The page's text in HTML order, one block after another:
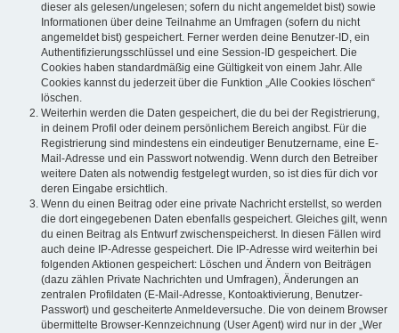
dieser als gelesen/ungelesen; sofern du nicht angemeldet bist) sowie
Informationen über deine Teilnahme an Umfragen (sofern du nicht
angemeldet bist) gespeichert. Ferner werden deine Benutzer-ID, ein
Authentifizierungsschlüssel und eine Session-ID gespeichert. Die
Cookies haben standardmäßig eine Gültigkeit von einem Jahr. Alle
Cookies kannst du jederzeit über die Funktion „Alle Cookies löschen“
löschen.
Weiterhin werden die Daten gespeichert, die du bei der Registrierung,
in deinem Profil oder deinem persönlichem Bereich angibst. Für die
Registrierung sind mindestens ein eindeutiger Benutzername, eine E-
Mail-Adresse und ein Passwort notwendig. Wenn durch den Betreiber
weitere Daten als notwendig festgelegt wurden, so ist dies für dich vor
deren Eingabe ersichtlich.
Wenn du einen Beitrag oder eine private Nachricht erstellst, so werden
die dort eingegebenen Daten ebenfalls gespeichert. Gleiches gilt, wenn
du einen Beitrag als Entwurf zwischenspeicherst. In diesen Fällen wird
auch deine IP-Adresse gespeichert. Die IP-Adresse wird weiterhin bei
folgenden Aktionen gespeichert: Löschen und Ändern von Beiträgen
(dazu zählen Private Nachrichten und Umfragen), Änderungen an
zentralen Profildaten (E-Mail-Adresse, Kontoaktivierung, Benutzer-
Passwort) und gescheiterte Anmeldeversuche. Die von deinem Browser
übermittelte Browser-Kennzeichnung (User Agent) wird nur in der „Wer